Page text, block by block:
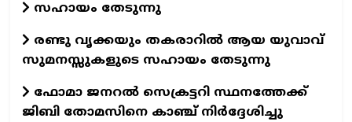
സഹായം തേടുന്നു
രണ്ടു വൃക്കയും തകരാറില്‍ ആയ യുവാവ്
സുമനസ്സുകളുടെ സഹായം തേടുന്നു
ഫോമാ ജനറല്‍ സെക്രട്ടറി സ്ഥനത്തേക്ക്
ജിബി തോമസിനെ കാഞ്ച് നിര്‍ദ്ദേശിച്ചു